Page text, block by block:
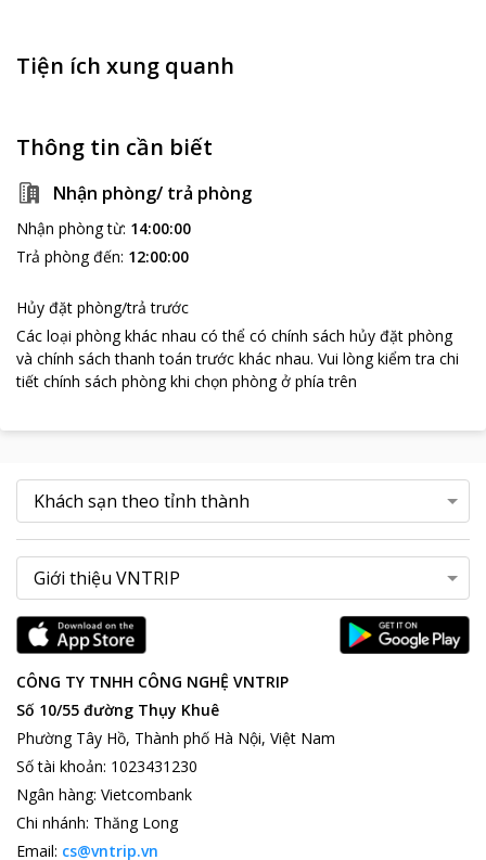
Tiện ích xung quanh
Thông tin cần biết
Nhận phòng/ trả phòng
Nhận phòng từ: 14:00:00
Trả phòng đến: 12:00:00
Hủy đặt phòng/trả trước
Các loại phòng khác nhau có thể có chính sách hủy đặt phòng
và chính sách thanh toán trước khác nhau. Vui lòng kiểm tra chi
tiết chính sách phòng khi chọn phòng ở phía trên
CÔNG TY TNHH CÔNG NGHỆ VNTRIP
Số 10/55 đường Thụy Khuê
Phường Tây Hồ, Thành phố Hà Nội, Việt Nam
Số tài khoản: 1023431230
Ngân hàng: Vietcombank
Chi nhánh: Thăng Long
Email: cs@vntrip.vn